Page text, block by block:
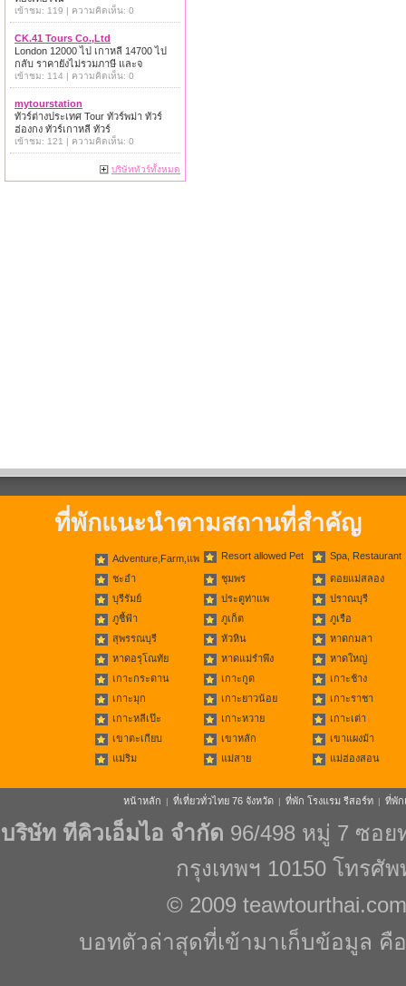
เข้าชม: 119 | ความคิดเห็น: 0
CK.41 Tours Co.,Ltd
London 12000 ไป เกาหลี 14700 ไป
กลับ ราคายังไม่รวมภาษี และจ
เข้าชม: 114 | ความคิดเห็น: 0
mytourstation
ทัวร์ต่างประเทศ Tour ทัวร์พม่า ทัวร์
ฮ่องกง ทัวร์เกาหลี ทัวร์
เข้าชม: 121 | ความคิดเห็น: 0
บริษัททัวร์ทั้งหมด
ที่พักแนะนำตามสถานที่สำคัญ
Adventure,Farm,แพ Resort allowed Pet Spa, Restaurant
ชะอำ ชุมพร
ดอยแม่สลอง
บุรีรัมย์
ประตูท่าแพ
ปราณบุรี
ภูชี้ฟ้า
ภูเก็ต
ภูเรือ
สุพรรณบุรี
หัวหิน
หาดกมลา
หาดอรุโณทัย
หาดแม่รำพึง
หาดใหญ่
เกาะกระดาน
เกาะกูด
เกาะช้าง
เกาะมุก
เกาะยาวน้อย
เกาะราชา
เกาะหลีเป๊ะ
เกาะหวาย
เกาะเต่า
เขาตะเกียบ
เขาหลัก
เขาแผงม้า
แม่ริม
แม่สาย แม่ฮ่องสอน
หน้าหลัก | ที่เที่ยวทั่วไทย 76 จังหวัด | ที่พัก โรงแรม รีสอร์ท | ที่พัก
บริษัท ทีคิวเอ็มไอ จำกัด 96/498 หมู่ 7 ซอ
กรุงเทพฯ 10150 โทรศั
© 2009 teawtourthai.com
บอทตัวล่าสุดที่เข้ามาเก็บข้อมูล คือ